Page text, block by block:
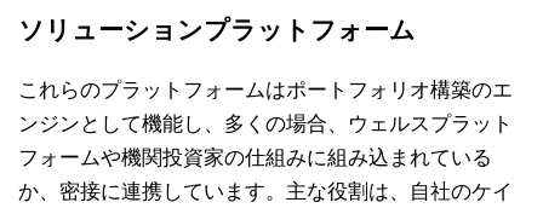
ソリューションプラットフォーム
これらのプラットフォームはポートフォリオ構築のエ
ンジンとして機能し、多くの場合、ウェルスプラット
フォームや機関投資家の仕組みに組み込まれている
か、密接に連携しています。主な役割は、自社のケイ